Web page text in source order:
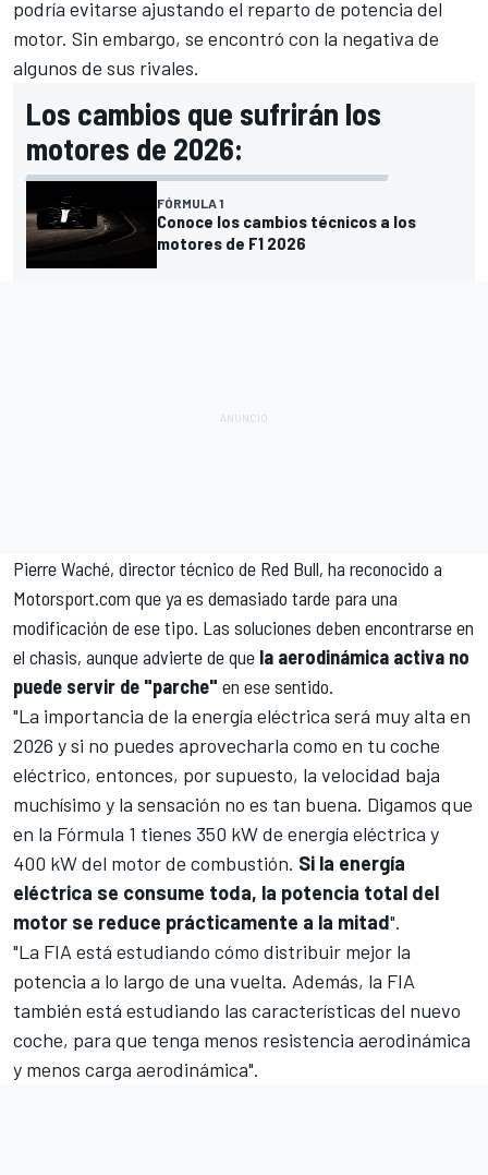
podría evitarse ajustando el reparto de potencia del
motor. Sin embargo, se encontró con la negativa de
algunos de sus rivales.
Los cambios que sufrirán los
motores de 2026:
FÓRMULA 1
Conoce los cambios técnicos a los
motores de F1 2026
Pierre Waché, director técnico de Red Bull, ha reconocido a
Motorsport.com que ya es demasiado tarde para una
modificación de ese tipo. Las soluciones deben encontrarse en
el chasis, aunque advierte de que la aerodinámica activa no
puede servir de "parche" en ese sentido.
"La importancia de la energía eléctrica será muy alta en
2026 y si no puedes aprovecharla como en tu coche
eléctrico, entonces, por supuesto, la velocidad baja
muchísimo y la sensación no es tan buena. Digamos que
en la Fórmula 1 tienes 350 kW de energía eléctrica y
400 kW del motor de combustión. Si la energía
eléctrica se consume toda, la potencia total del
motor se reduce prácticamente a la mitad".
"La FIA está estudiando cómo distribuir mejor la
potencia a lo largo de una vuelta. Además, la FIA
también está estudiando las características del nuevo
coche, para que tenga menos resistencia aerodinámica
y menos carga aerodinámica".